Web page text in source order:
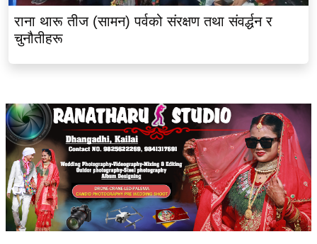
राना थारू तीज (सामन) पर्वको संरक्षण तथा संवर्द्धन र
चुनौतीहरू